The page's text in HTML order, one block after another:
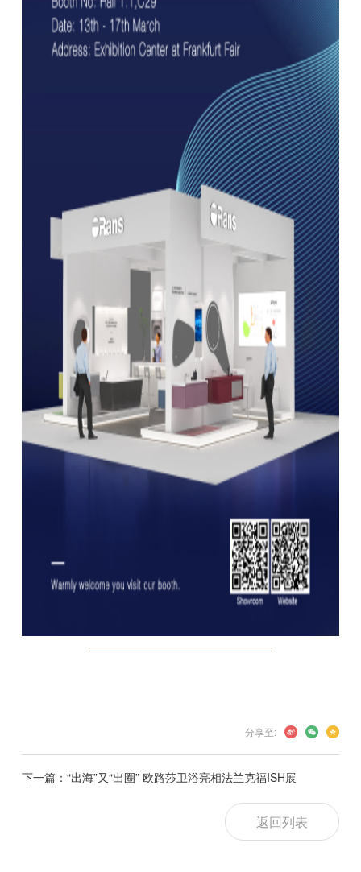
分享至:
下一篇：“出海”又“出圈” 欧路莎卫浴亮相法兰克福ISH展
返回列表